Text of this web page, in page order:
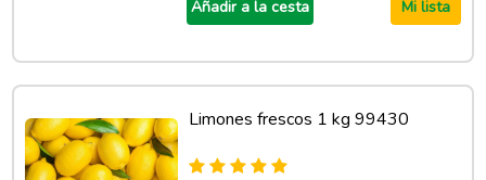
Añadir a la cesta Mi lista
Limones frescos 1 kg 99430